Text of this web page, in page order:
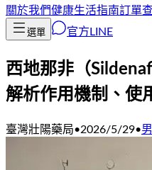
關於我們健康生活指南訂單
選單 官方LINE
西地那非（
解析作用機制、使
臺灣壯陽藥局•2026/5/29•